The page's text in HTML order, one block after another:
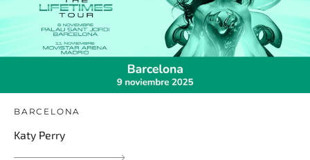
BARCELONA
Katy Perry